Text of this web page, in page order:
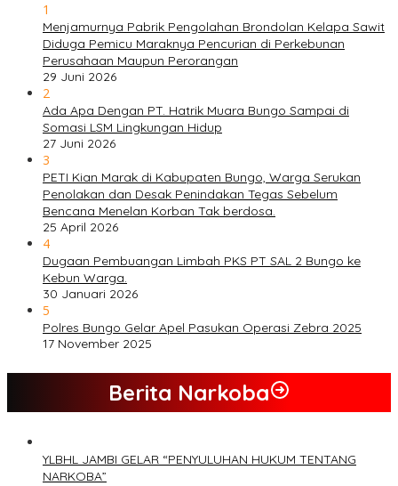
1
Menjamurnya Pabrik Pengolahan Brondolan Kelapa Sawit
Diduga Pemicu Maraknya Pencurian di Perkebunan
Perusahaan Maupun Perorangan
29 Juni 2026
2
Ada Apa Dengan PT. Hatrik Muara Bungo Sampai di
Somasi LSM Lingkungan Hidup
27 Juni 2026
3
PETI Kian Marak di Kabupaten Bungo, Warga Serukan
Penolakan dan Desak Penindakan Tegas Sebelum
Bencana Menelan Korban Tak berdosa.
25 April 2026
4
Dugaan Pembuangan Limbah PKS PT SAL 2 Bungo ke
Kebun Warga.
30 Januari 2026
5
Polres Bungo Gelar Apel Pasukan Operasi Zebra 2025
17 November 2025
Berita Narkoba
YLBHL JAMBI GELAR “PENYULUHAN HUKUM TENTANG
NARKOBA”